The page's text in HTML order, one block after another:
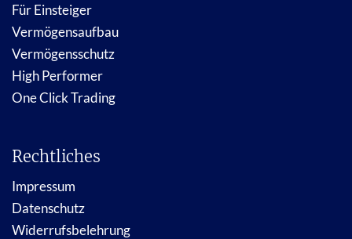
Für Einsteiger
Vermögensaufbau
Vermögensschutz
High Performer
One Click Trading
Rechtliches
Impressum
Datenschutz
Widerrufsbelehrung